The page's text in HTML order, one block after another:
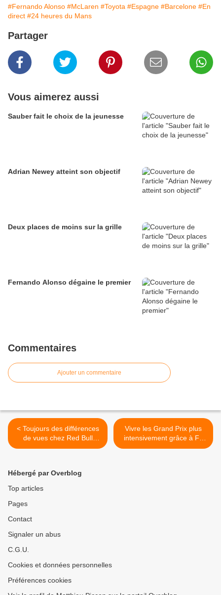
#Fernando Alonso #McLaren #Toyota #Espagne #Barcelone #En
direct #24 heures du Mans
Partager
Vous aimerez aussi
Sauber fait le choix de la jeunesse
Adrian Newey atteint son objectif
Deux places de moins sur la grille
Fernando Alonso dégaine le premier
Commentaires
Ajouter un commentaire
< Toujours des différences
de vues chez Red Bull
après l’accrochage de
Vivre les Grand Prix plus
intensivement grâce à F1
Vision >
Hébergé par Overblog
Top articles
Pages
Contact
Signaler un abus
C.G.U.
Cookies et données personnelles
Préférences cookies